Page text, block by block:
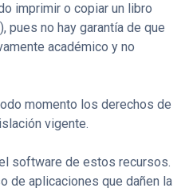
imprimir o copiar un libro
pues no hay garantía de que
académico y no
momento los derechos de
vigente.
software de estos recursos.
de aplicaciones que dañen la